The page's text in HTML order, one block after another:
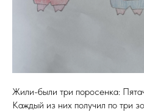
Жили-были три поросенка:
Каждый из них получил по три